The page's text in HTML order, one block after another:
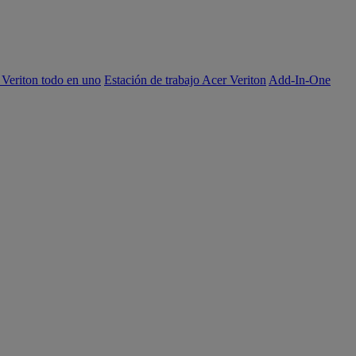
todo en uno Estación de trabajo Acer Veriton Add-In-One